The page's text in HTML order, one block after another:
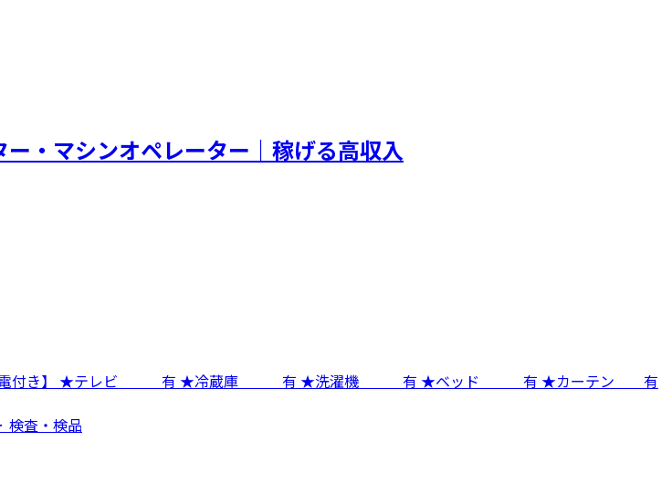
・マシンオペレーター｜稼げる高収入
具・家電付き】 ★テレビ 有 ★冷蔵庫 有 ★洗濯機 有 ★ベッド 有 ★カーテン 有
検査・検品